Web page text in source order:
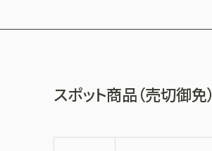
スポット商品（売切御免）